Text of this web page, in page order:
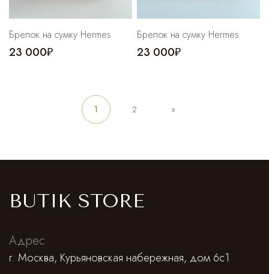
Брелок на сумку Hermes
23 000₽
Брелок на сумку Hermes
23 000₽
1 2 »
BUTIK STORE
Адрес
г. Москва, Курьяновская набережная, дом 6с1